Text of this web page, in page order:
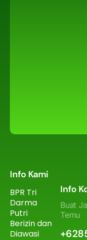
Info Kami
BPR Tri
Darma
Putri
Berizin dan
Diawasi
Info
Buat
Temu